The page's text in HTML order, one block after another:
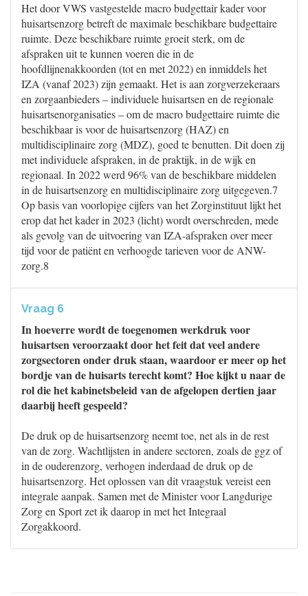
Het door VWS vastgestelde macro budgettair kader voor
huisartsenzorg betreft de maximale beschikbare budgettaire
ruimte. Deze beschikbare ruimte groeit sterk, om de
afspraken uit te kunnen voeren die in de
hoofdlijnenakkoorden (tot en met 2022) en inmiddels het
IZA (vanaf 2023) zijn gemaakt. Het is aan zorgverzekeraars
en zorgaanbieders – individuele huisartsen en de regionale
huisartsenorganisaties – om de macro budgettaire ruimte die
beschikbaar is voor de huisartsenzorg (HAZ) en
multidisciplinaire zorg (MDZ), goed te benutten. Dit doen zij
met individuele afspraken, in de praktijk, in de wijk en
regionaal. In 2022 werd 96% van de beschikbare middelen
in de huisartsenzorg en multidisciplinaire zorg uitgegeven.7
Op basis van voorlopige cijfers van het Zorginstituut lijkt het
erop dat het kader in 2023 (licht) wordt overschreden, mede
als gevolg van de uitvoering van IZA-afspraken over meer
tijd voor de patiënt en verhoogde tarieven voor de ANW-
zorg.8
Vraag 6
In hoeverre wordt de toegenomen werkdruk voor
huisartsen veroorzaakt door het feit dat veel andere
zorgsectoren onder druk staan, waardoor er meer op het
bordje van de huisarts terecht komt? Hoe kijkt u naar de
rol die het kabinetsbeleid van de afgelopen dertien jaar
daarbij heeft gespeeld?
De druk op de huisartsenzorg neemt toe, net als in de rest
van de zorg. Wachtlijsten in andere sectoren, zoals de ggz of
in de ouderenzorg, verhogen inderdaad de druk op de
huisartsenzorg. Het oplossen van dit vraagstuk vereist een
integrale aanpak. Samen met de Minister voor Langdurige
Zorg en Sport zet ik daarop in met het Integraal
Zorgakkoord.